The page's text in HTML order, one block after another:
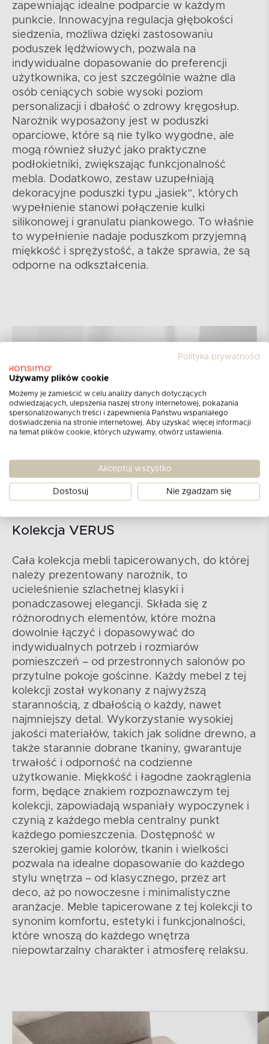
zapewniając idealne podparcie w każdym
punkcie. Innowacyjna regulacja głębokości
siedzenia, możliwa dzięki zastosowaniu
poduszek lędźwiowych, pozwala na
indywidualne dopasowanie do preferencji
użytkownika, co jest szczególnie ważne dla
osób ceniących sobie wysoki poziom
personalizacji i dbałość o zdrowy kręgosłup.
Narożnik wyposażony jest w poduszki
oparciowe, które są nie tylko wygodne, ale
mogą również służyć jako praktyczne
podłokietniki, zwiększając funkcjonalność
mebla. Dodatkowo, zestaw uzupełniają
dekoracyjne poduszki typu „jasiek”, których
wypełnienie stanowi połączenie kulki
silikonowej i granulatu piankowego. To właśnie
to wypełnienie nadaje poduszkom przyjemną
miękkość i sprężystość, a także sprawia, że są
odporne na odkształcenia.
Kolekcja VERUS
Cała kolekcja mebli tapicerowanych, do której
należy prezentowany narożnik, to
ucieleśnienie szlachetnej klasyki i
ponadczasowej elegancji. Składa się z
różnorodnych elementów, które można
dowolnie łączyć i dopasowywać do
indywidualnych potrzeb i rozmiarów
pomieszczeń – od przestronnych salonów po
przytulne pokoje gościnne. Każdy mebel z tej
kolekcji został wykonany z najwyższą
starannością, z dbałością o każdy, nawet
najmniejszy detal. Wykorzystanie wysokiej
jakości materiałów, takich jak solidne drewno, a
także starannie dobrane tkaniny, gwarantuje
trwałość i odporność na codzienne
użytkowanie. Miękkość i łagodne zaokrąglenia
form, będące znakiem rozpoznawczym tej
kolekcji, zapowiadają wspaniały wypoczynek i
czynią z każdego mebla centralny punkt
każdego pomieszczenia. Dostępność w
szerokiej gamie kolorów, tkanin i wielkości
pozwala na idealne dopasowanie do każdego
stylu wnętrza – od klasycznego, przez art
deco, aż po nowoczesne i minimalistyczne
aranżacje. Meble tapicerowane z tej kolekcji to
synonim komfortu, estetyki i funkcjonalności,
które wnoszą do każdego wnętrza
niepowtarzalny charakter i atmosferę relaksu.
Polityka prywatności
Używamy plików cookie
Możemy je zamieścić w celu analizy danych dotyczących
odwiedzających, ulepszenia naszej strony internetowej, pokazania
spersonalizowanych treści i zapewnienia Państwu wspaniałego
doświadczenia na stronie internetowej. Aby uzyskać więcej informacji
na temat plików cookie, których używamy, otwórz ustawienia.
Akceptuj wszystko
Dostosuj Nie zgadzam się